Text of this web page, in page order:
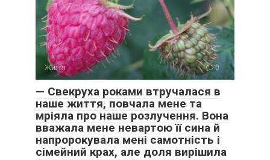
Життя 0
— Свекруха роками втручалася в
наше життя, повчала мене та
мріяла про наше розлучення. Вона
вважала мене невартою її сина й
напророкувала мені самотність і
сімейний крах, але доля вирішила